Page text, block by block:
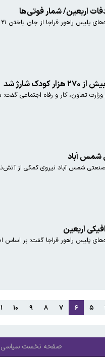
اربعین/ شمار فوتی‌ها
شارژ شد
تعاون، کار و رفاه اجتماعی گفت:
شمس آباد
شمس آباد نیروی کمکی از
پلیس راهور فراجا گفت: بر اساس
۵ ۶ ۷ ۸ ۹ ۱۰
صفحه نخست سیاسی